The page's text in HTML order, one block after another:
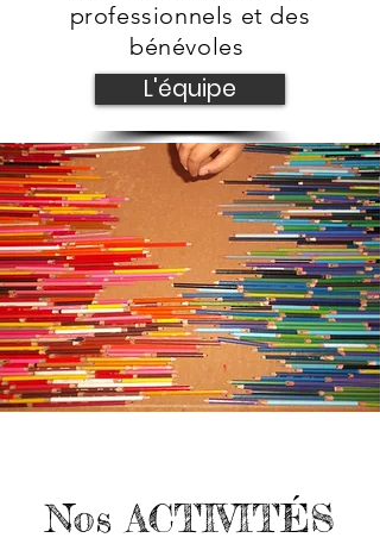
Nos ACTIVITÉS
professionnels et des
bénévoles
L'équipe